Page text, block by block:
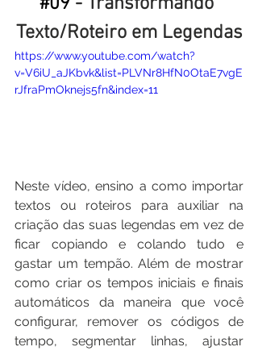
Texto/Roteiro em Legendas
https://www.youtube.com/watch?
v=V6iU_aJKbvk&list=PLVNr8HfN0OtaE7vgE
rJfraPmOknejs5fn&index=11
Neste vídeo, ensino a como importar
textos ou roteiros para auxiliar na
criação das suas legendas em vez de
ficar copiando e colando tudo e
gastar um tempão. Além de mostrar
como criar os tempos iniciais e finais
automáticos da maneira que você
configurar, remover os códigos de
tempo, segmentar linhas, ajustar